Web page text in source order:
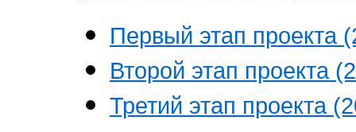
Первый этап проекта
Второй этап проекта
Третий этап проекта